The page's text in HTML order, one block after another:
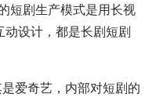
短剧生产模式是用长视
设计，都是长剧短剧
爱奇艺，内部对短剧的